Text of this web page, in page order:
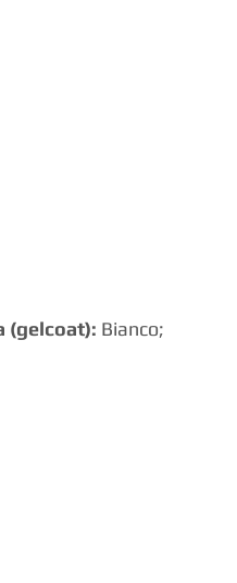
(gelcoat): Bianco;